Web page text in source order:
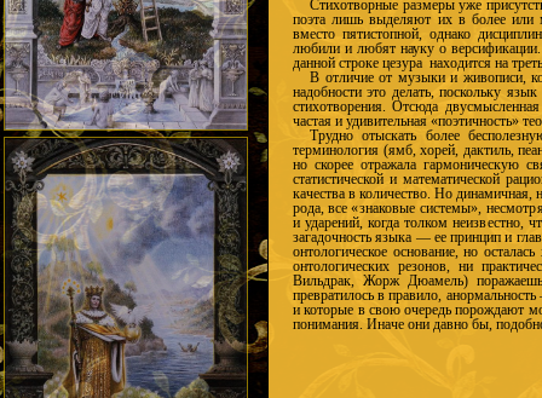
Стихотворные размеры уже
поэта лишь выделяют их в более или
вместо пятистопной, однако
любили и любят науку о
данной строке цезура находится на
В отличие от музыки и живописи,
надобности это делать, поскольку
стихотворения. Отсюда
частая и удивительная «поэтичность»
Трудно отыскать более
терминология (ямб, хорей, дактиль,
но скорее отражала гармоническую
статистической и математической
качества в количество. Но динамичная,
рода, все«знаковые системы»,
и ударений, когда толком неизвестно,
загадочность языка — ее принцип и
онтологическое основание, но
онтологических резонов, ни
Вильдрак, Жорж Дюамель)
превратилось в правило,
и которые в свою очередь порождают
понимания. Иначе они давно бы,